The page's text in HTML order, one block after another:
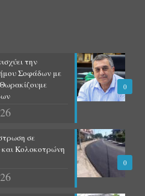
0
την
Σοφάδων με
0
σε
Κολοκοτρώνη